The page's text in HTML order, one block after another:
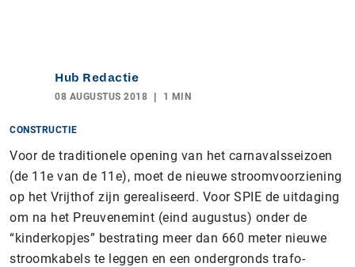
Hub Redactie
08 AUGUSTUS 2018 1 MIN
CONSTRUCTIE
Voor de traditionele opening van het carnavalsseizoen
(de 11e van de 11e), moet de nieuwe stroomvoorziening
op het Vrijthof zijn gerealiseerd. Voor SPIE de uitdaging
om na het Preuvenemint (eind augustus) onder de
“kinderkopjes” bestrating meer dan 660 meter nieuwe
stroomkabels te leggen en een ondergronds trafo-